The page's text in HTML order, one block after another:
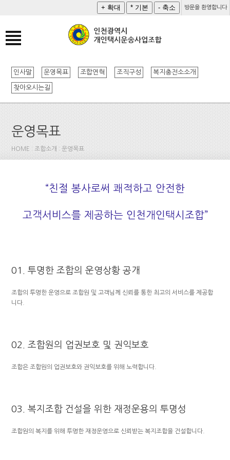
방문을 환영합니다
인사말 운영목표 조합연혁 조직구성 복지충전소소개
찾아오시는길
운영목표
HOME : 조합소개 : 운영목표
“친절 봉사로써 쾌적하고 안전한
고객서비스를 제공하는 인천개인택시조합”
01. 투명한 조합의 운영상황 공개
조합의 투명한 운영으로 조합원 및 고객님께 신뢰를 통한 최고의 서비스를 제공합
니다.
02. 조합원의 업권보호 및 권익보호
조합은 조합원의 업권보호와 권익보호를 위해 노력합니다.
03. 복지조합 건설을 위한 재정운용의 투명성
조합원의 복지를 위해 투명한 재정운영으로 신뢰받는 복지조합을 건설합니다.